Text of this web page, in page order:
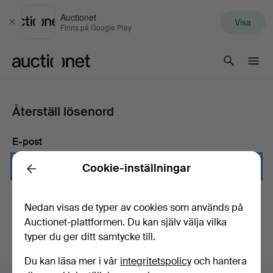
Stäng
Auctionet
Finns på Google Play Visa
Återställ lösenord
E-post
Skicka instruktioner
Back Cookie-inställningar
Nedan visas de typer av cookies som används på
Auctionet-plattformen. Du kan själv välja vilka
typer du ger ditt samtycke till.
Du kan läsa mer i vår integritetspolicyoch hantera